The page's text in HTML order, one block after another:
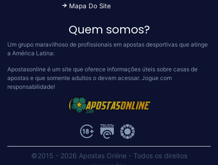
Mapa Do Site
Quem somos?
Um grupo maravilhoso de profissionais em apostas desportivas que atinge
a América Latina:
Apostasonline é um site que oferece informações úteis sobre casas de
apostas e que somente adultos o devem acessar. Jogue com
responsabilidade!
©2015 - 2026 Apostas Online - Todos os direitos